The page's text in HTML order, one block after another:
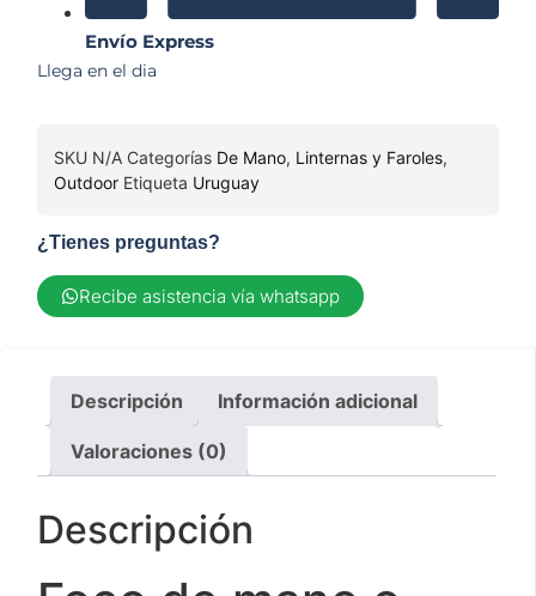
Envío Express
Llega en el dia
SKU N/A Categorías De Mano, Linternas y Faroles,
Outdoor Etiqueta Uruguay
¿Tienes preguntas?
Recibe asistencia vía whatsapp
Descripción Información adicional
Valoraciones (0)
Descripción